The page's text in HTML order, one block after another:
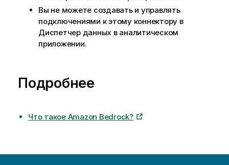
Вы не можете создавать и управлять
подключениями к этому коннектору в
Диспетчер данных в аналитическом
приложении.
Подробнее
Что такое Amazon Bedrock?